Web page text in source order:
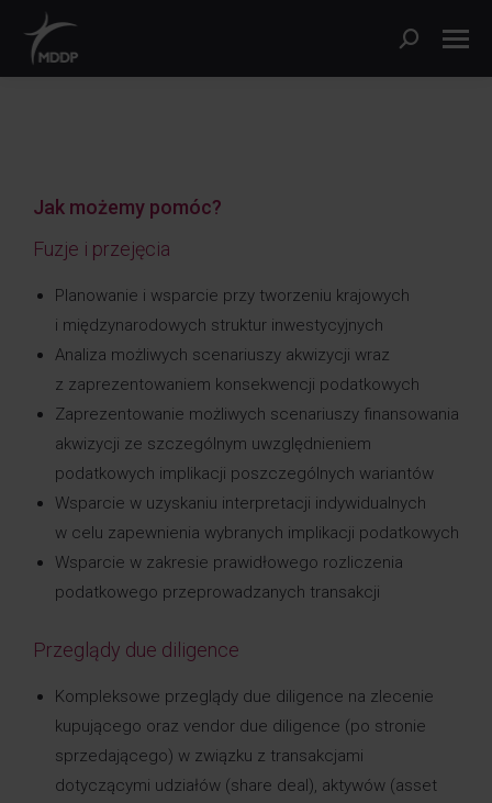
Jak możemy pomóc?
Fuzje i przejęcia
Planowanie i wsparcie przy tworzeniu krajowych
i międzynarodowych struktur inwestycyjnych
Analiza możliwych scenariuszy akwizycji wraz
z zaprezentowaniem konsekwencji podatkowych
Zaprezentowanie możliwych scenariuszy finansowania
akwizycji ze szczególnym uwzględnieniem
podatkowych implikacji poszczególnych wariantów
Wsparcie w uzyskaniu interpretacji indywidualnych
w celu zapewnienia wybranych implikacji podatkowych
Wsparcie w zakresie prawidłowego rozliczenia
podatkowego przeprowadzanych transakcji
Przeglądy due diligence
Kompleksowe przeglądy due diligence na zlecenie
kupującego oraz vendor due diligence (po stronie
sprzedającego) w związku z transakcjami
dotyczącymi udziałów (share deal), aktywów (asset